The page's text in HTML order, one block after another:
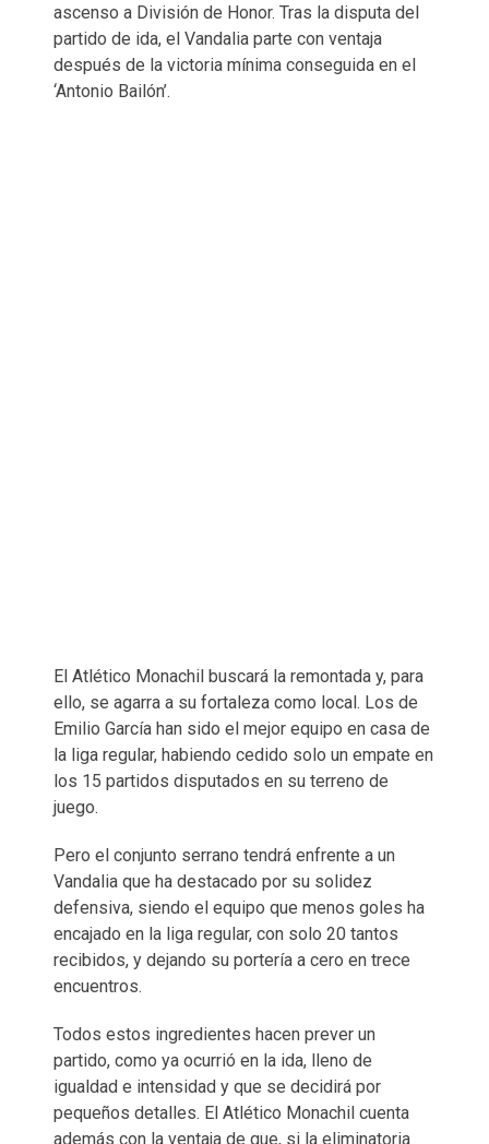
ascenso a División de Honor. Tras la disputa del
partido de ida, el Vandalia parte con ventaja
después de la victoria mínima conseguida en el
‘Antonio Bailón’.
El Atlético Monachil buscará la remontada y, para
ello, se agarra a su fortaleza como local. Los de
Emilio García han sido el mejor equipo en casa de
la liga regular, habiendo cedido solo un empate en
los 15 partidos disputados en su terreno de
juego.
Pero el conjunto serrano tendrá enfrente a un
Vandalia que ha destacado por su solidez
defensiva, siendo el equipo que menos goles ha
encajado en la liga regular, con solo 20 tantos
recibidos, y dejando su portería a cero en trece
encuentros.
Todos estos ingredientes hacen prever un
partido, como ya ocurrió en la ida, lleno de
igualdad e intensidad y que se decidirá por
pequeños detalles. El Atlético Monachil cuenta
además con la ventaja de que, si la eliminatoria